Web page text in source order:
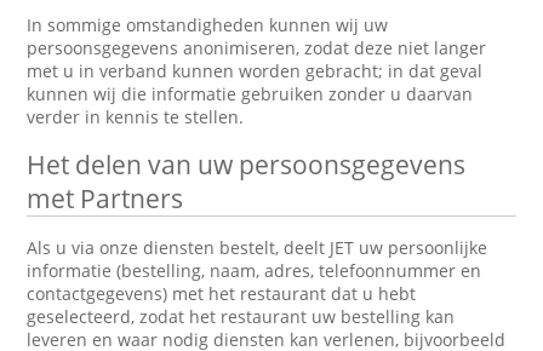
In sommige omstandigheden kunnen wij uw
persoonsgegevens anonimiseren, zodat deze niet langer
met u in verband kunnen worden gebracht; in dat geval
kunnen wij die informatie gebruiken zonder u daarvan
verder in kennis te stellen.
Het delen van uw persoonsgegevens
met Partners
Als u via onze diensten bestelt, deelt JET uw persoonlijke
informatie (bestelling, naam, adres, telefoonnummer en
contactgegevens) met het restaurant dat u hebt
geselecteerd, zodat het restaurant uw bestelling kan
leveren en waar nodig diensten kan verlenen, bijvoorbeeld